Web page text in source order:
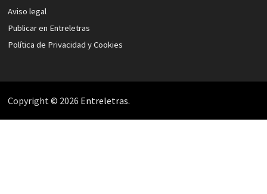
Aviso legal
Publicar en Entreletras
Política de Privacidad y Cookies
Copyright © 2026 Entreletras.